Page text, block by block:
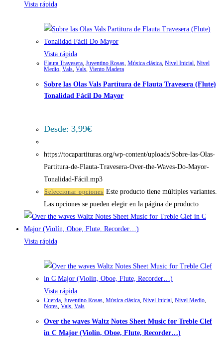
Vista rápida
Vista rápida
Flauta Travesera, Juventino Rosas, Música clásica, Nivel Inicial, Nivel
Medio, Vals, Vals, Viento Madera
Sobre las Olas Vals Partitura de Flauta Travesera (Flute)
Tonalidad Fácil Do Mayor
Desde: 3,99€
https://tocapartituras.org/wp-content/uploads/Sobre-las-Olas-
Partitura-de-Flauta-Travesera-Over-the-Waves-Do-Mayor-
Tonalidad-Fácil.mp3
Seleccionar opciones Este producto tiene múltiples variantes.
Las opciones se pueden elegir en la página de producto
Vista rápida
Vista rápida
Cuerda, Juventino Rosas, Música clásica, Nivel Inicial, Nivel Medio,
Notes, Vals, Vals
Over the waves Waltz Notes Sheet Music for Treble Clef
in C Major (Violín, Oboe, Flute, Recorder…)